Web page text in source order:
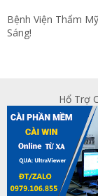
Bệnh Viện Thẩm
Sáng!
Hổ Trợ